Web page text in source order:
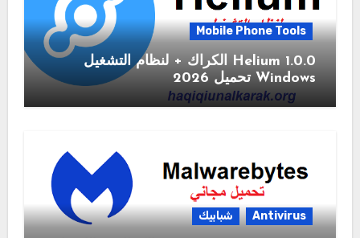
Mobile Phone Tools
1.0.0 Helium الكراك + لنظام التشغيل
Windows تحميل 2026
Antivirus شبابيك